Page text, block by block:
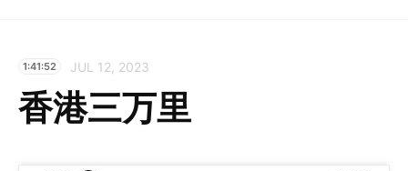
1:41:52 JUL 12, 2023
香港三万里